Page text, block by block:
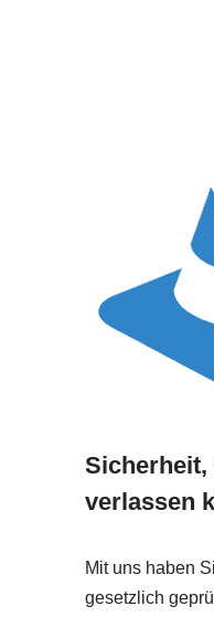
Sicherheit,
verlassen
Mit uns haben
gesetzlich